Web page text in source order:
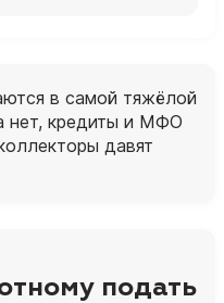
в самой тяжёлой
нет, кредиты и МФО
давят
подать